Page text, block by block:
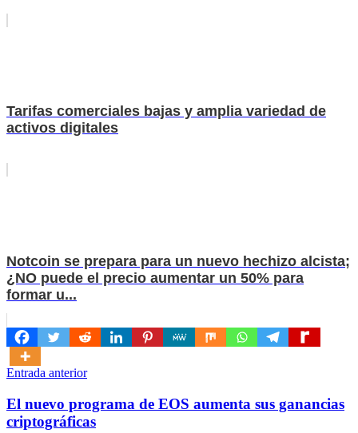
Tarifas comerciales bajas y amplia variedad de
activos digitales
Notcoin se prepara para un nuevo hechizo alcista;
¿NO puede el precio aumentar un 50% para
formar u...
Navegación
de
entradas
Entrada anterior
El nuevo programa de EOS aumenta sus ganancias
criptográficas